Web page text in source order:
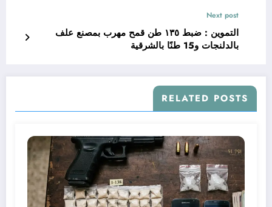
Next post
التموين : ضبط ١٣٥ طن قمح مهرب بمصنع علف
بالدلنجات و15 طنًا بالشرقية
RELATED POSTS